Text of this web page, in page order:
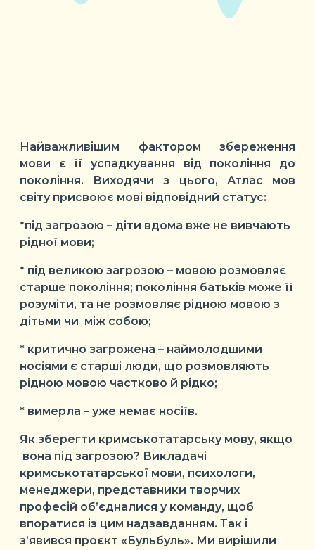
Найважливішим фактором збереження
мови є її успадкування від покоління до
покоління. Виходячи з цього, Атлас мов
світу присвоює мові відповідний статус:
*під загрозою – діти вдома вже не вивчають
рідної мови;
* під великою загрозою – мовою розмовляє
старше покоління; покоління батьків може її
розуміти, та не розмовляє рідною мовою з
дітьми чи між собою;
* критично загрожена – наймолодшими
носіями є старші люди, що розмовляють
рідною мовою частково й рідко;
* вимерла – уже немає носіїв.
Як зберегти кримськотатарську мову, якщо
вона під загрозою? Викладачі
кримськотатарської мови, психологи,
менеджери, представники творчих
професій об’єдналися у команду, щоб
впоратися із цим надзавданням. Так і
з’явився проєкт «Бульбуль». Ми вирішили